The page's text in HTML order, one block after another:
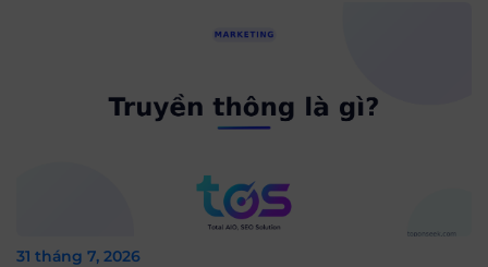
31 tháng 7, 2026